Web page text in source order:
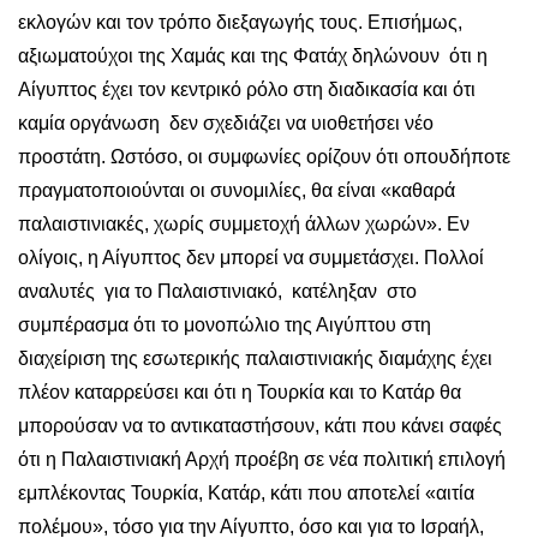
εκλογών και τον τρόπο διεξαγωγής τους. Επισήμως,
αξιωματούχοι της Χαμάς και της Φατάχ δηλώνουν ότι η
Αίγυπτος έχει τον κεντρικό ρόλο στη διαδικασία και ότι
καμία οργάνωση δεν σχεδιάζει να υιοθετήσει νέο
προστάτη. Ωστόσο, οι συμφωνίες ορίζουν ότι οπουδήποτε
πραγματοποιούνται οι συνομιλίες, θα είναι «καθαρά
παλαιστινιακές, χωρίς συμμετοχή άλλων χωρών». Εν
ολίγοις, η Αίγυπτος δεν μπορεί να συμμετάσχει. Πολλοί
αναλυτές για το Παλαιστινιακό, κατέληξαν στο
συμπέρασμα ότι το μονοπώλιο της Αιγύπτου στη
διαχείριση της εσωτερικής παλαιστινιακής διαμάχης έχει
πλέον καταρρεύσει και ότι η Τουρκία και το Κατάρ θα
μπορούσαν να το αντικαταστήσουν, κάτι που κάνει σαφές
ότι η Παλαιστινιακή Αρχή προέβη σε νέα πολιτική επιλογή
εμπλέκοντας Τουρκία, Κατάρ, κάτι που αποτελεί «αιτία
πολέμου», τόσο για την Αίγυπτο, όσο και για το Ισραήλ,